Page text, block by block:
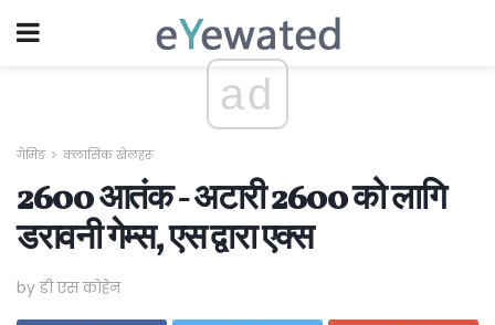
ad
गेमिङ क्लासिक खेलहरू
2600 आतंक - अटारी 2600 को लागि
डरावनी गेम्स, एस द्वारा एक्स
by डी एस कोहेन